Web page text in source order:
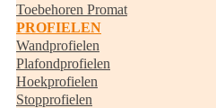
Toebehoren Promat
PROFIELEN
Wandprofielen
Plafondprofielen
Hoekprofielen
Stopprofielen